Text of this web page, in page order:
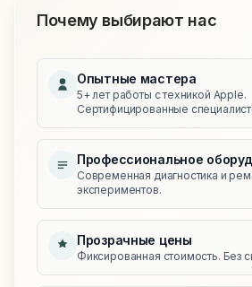
Почему выбирают нас
Опытные мастера
5+ лет работы с техникой Apple.
Сертифицированные
Профессиональное
Современная диагностика и
экспериментов.
Прозрачные цены
Фиксированная стоимость. Без